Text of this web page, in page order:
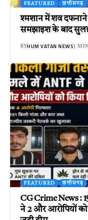
FEATURED छत्तीसगढ़
श्मशान में शव दफनाने
समझाइश के बाद
BYHUM VATAN NEWS3
FEATURED छत्तीसगढ़
CG Crime News :
ने 2 और आरोपियों को